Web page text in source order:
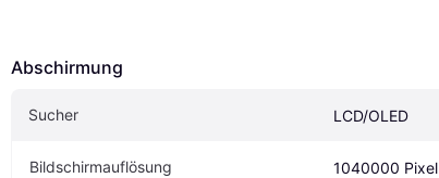
Abschirmung
Sucher LCD/OLED
Bildschirmauflösung 1040000 Pixel